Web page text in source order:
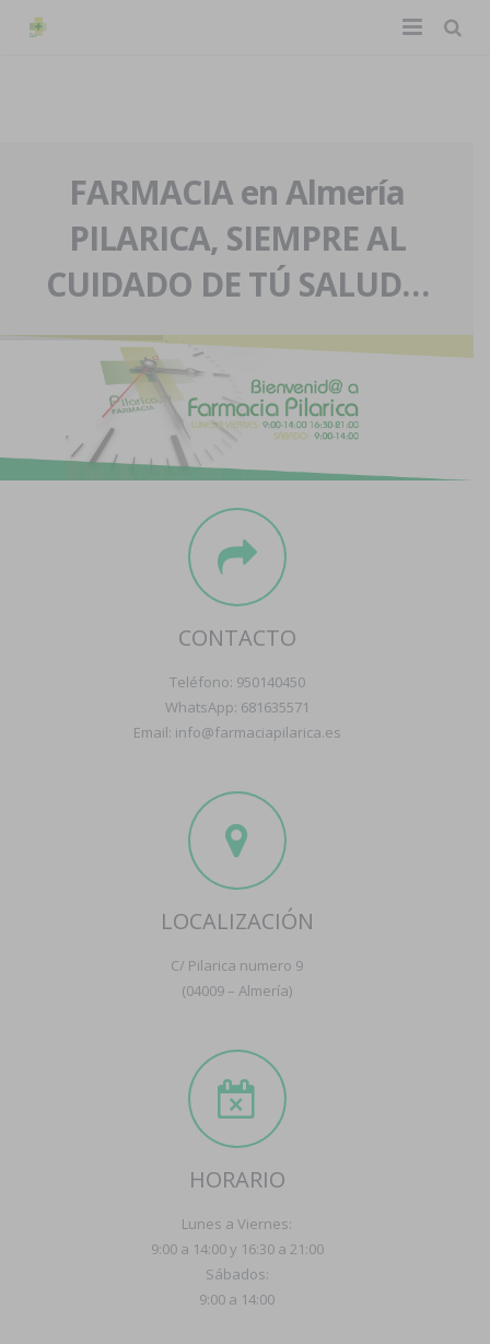
La farmacia
Nuestra historia
Nuestro equipo
Eventos
Servicios y reservas
Pedidos express
Contacto
Boletín
FARMACIA en Almería
PILARICA, SIEMPRE AL
CUIDADO DE TÚ SALUD…
CONTACTO
Teléfono: 950140450
WhatsApp: 681635571
Email: info@farmaciapilarica.es
LOCALIZACIÓN
C/ Pilarica numero 9
(04009 – Almería)
HORARIO
Lunes a Viernes:
9:00 a 14:00 y 16:30 a 21:00
Sábados:
9:00 a 14:00